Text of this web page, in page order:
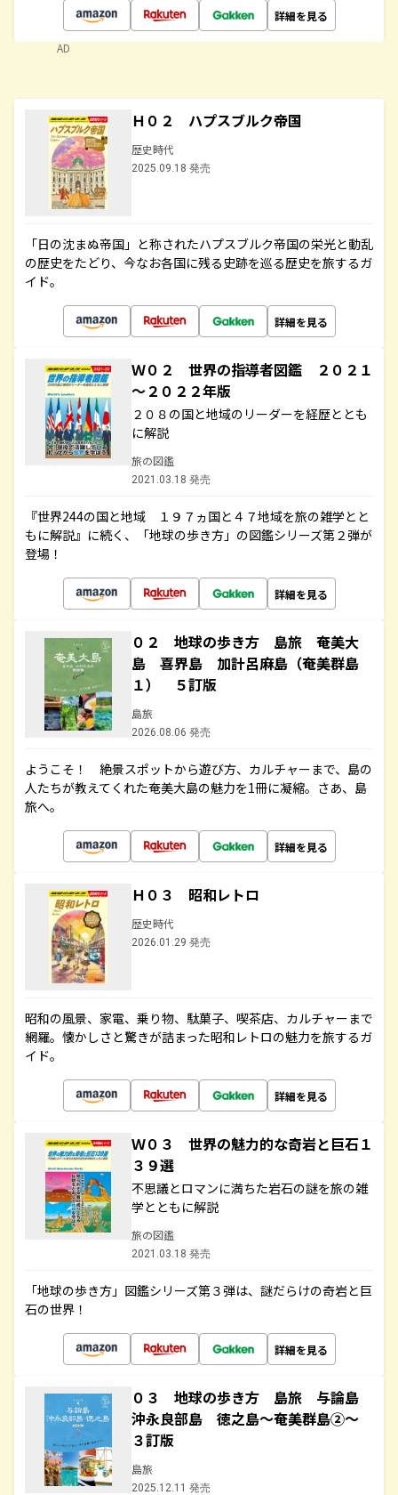
詳細を見る
AD
Ｈ０２ ハプスブルク帝国
歴史時代
2025.09.18 発売
「日の沈まぬ帝国」と称されたハプスブルク帝国の栄光と動乱
の歴史をたどり、今なお各国に残る史跡を巡る歴史を旅するガ
イド。
詳細を見る
Ｗ０２ 世界の指導者図鑑 ２０２１
～２０２２年版
２０８の国と地域のリーダーを経歴ととも
に解説
旅の図鑑
2021.03.18 発売
『世界244の国と地域 １９７ヵ国と４７地域を旅の雑学とと
もに解説』に続く、「地球の歩き方」の図鑑シリーズ第２弾が
登場！
詳細を見る
０２ 地球の歩き方 島旅 奄美大
島 喜界島 加計呂麻島（奄美群島
１） ５訂版
島旅
2026.08.06 発売
ようこそ！ 絶景スポットから遊び方、カルチャーまで、島の
人たちが教えてくれた奄美大島の魅力を1冊に凝縮。さあ、島
旅へ。
詳細を見る
Ｈ０３ 昭和レトロ
歴史時代
2026.01.29 発売
昭和の風景、家電、乗り物、駄菓子、喫茶店、カルチャーまで
網羅。懐かしさと驚きが詰まった昭和レトロの魅力を旅するガ
イド。
詳細を見る
Ｗ０３ 世界の魅力的な奇岩と巨石１
３９選
不思議とロマンに満ちた岩石の謎を旅の雑
学とともに解説
旅の図鑑
2021.03.18 発売
「地球の歩き方」図鑑シリーズ第３弾は、謎だらけの奇岩と巨
石の世界！
詳細を見る
０３ 地球の歩き方 島旅 与論島
沖永良部島 徳之島～奄美群島②～
３訂版
島旅
2025.12.11 発売